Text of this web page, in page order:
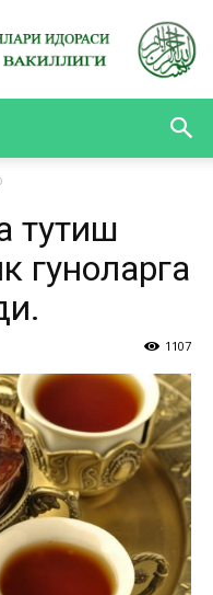
тутиш
гуноҳларга
1107